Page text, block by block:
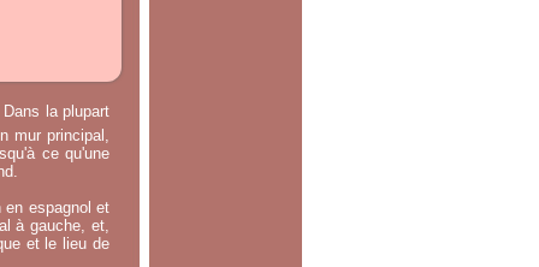
la plupart
mur principal,
ce qu'une
espagnol et
à gauche, et,
et le lieu de